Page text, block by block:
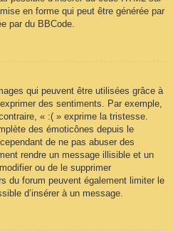
en forme qui peut être générée par
par du BBCode.
qui peuvent être utilisées grâce à
des sentiments. Par exemple,
« :( » exprime la tristesse.
des émoticônes depuis le
de ne pas abuser des
rendre un message illisible et un
ou de le supprimer
du forum peuvent également limiter le
d’insérer à un message.